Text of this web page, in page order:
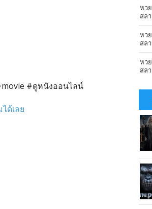
#ดูหนังออนไลน์
ด้เลย
หว
สล
หว
สล
หว
สล